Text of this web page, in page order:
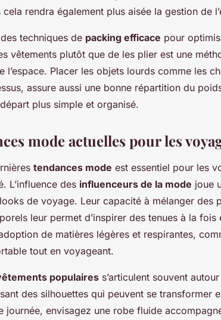
rendra également plus aisée la gestion de
techniques de packing efficace pour
vêtements plutôt que de les plier est une
l’espace. Placer les objets lourds comme les
assure aussi une bonne répartition du
plus simple et organisé.
mode actuelles pour les
tendances mode est essentiel pour les
L’influence des influenceurs de la mode joue
de voyage. Leur capacité à mélanger des
leur permet d’inspirer des tenues à la
de matières légères et respirantes,
tout en voyageant.
populaires s’articulent souvent
des silhouettes qui peuvent se transformer
journée, envisagez une robe fluide